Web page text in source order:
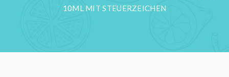
10ML MIT STEUERZEICHEN